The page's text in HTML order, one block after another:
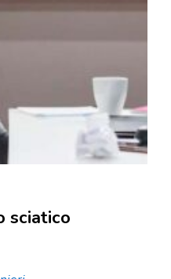
sciatico